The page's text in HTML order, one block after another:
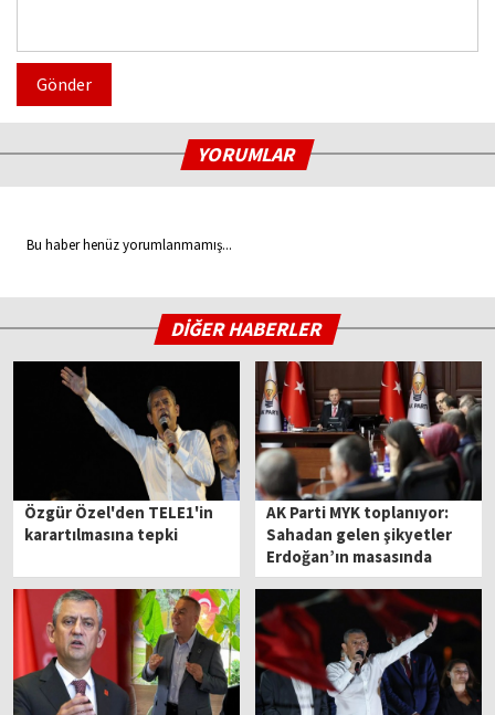
Gönder
YORUMLAR
Bu haber henüz yorumlanmamış...
DİĞER HABERLER
Özgür Özel'den TELE1'in
karartılmasına tepki
AK Parti MYK toplanıyor:
Sahadan gelen şikyetler
Erdoğan’ın masasında